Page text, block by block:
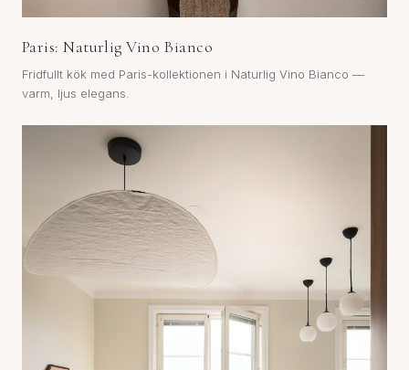
Paris: Naturlig Vino Bianco
Fridfullt kök med Paris-kollektionen i Naturlig Vino Bianco —
varm, ljus elegans.